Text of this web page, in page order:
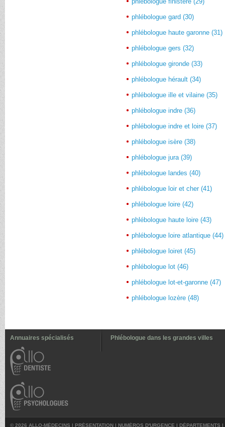
phlébologue gard (30)
phlébologue haute garonne (31)
phlébologue gers (32)
phlébologue gironde (33)
phlébologue hérault (34)
phlébologue ille et vilaine (35)
phlébologue indre (36)
phlébologue indre et loire (37)
phlébologue isère (38)
phlébologue jura (39)
phlébologue landes (40)
phlébologue loir et cher (41)
phlébologue loire (42)
phlébologue haute loire (43)
phlébologue loire atlantique (44)
phlébologue loiret (45)
phlébologue lot (46)
phlébologue lot-et-garonne (47)
phlébologue lozère (48)
Annuaires spécialisés Phlébologue dans les grandes villes
© 2026 ALLO-MÉDECINS | PRÉSENTATION | NUMÉROS D'URGENCE | DÉPARTEMENTS |